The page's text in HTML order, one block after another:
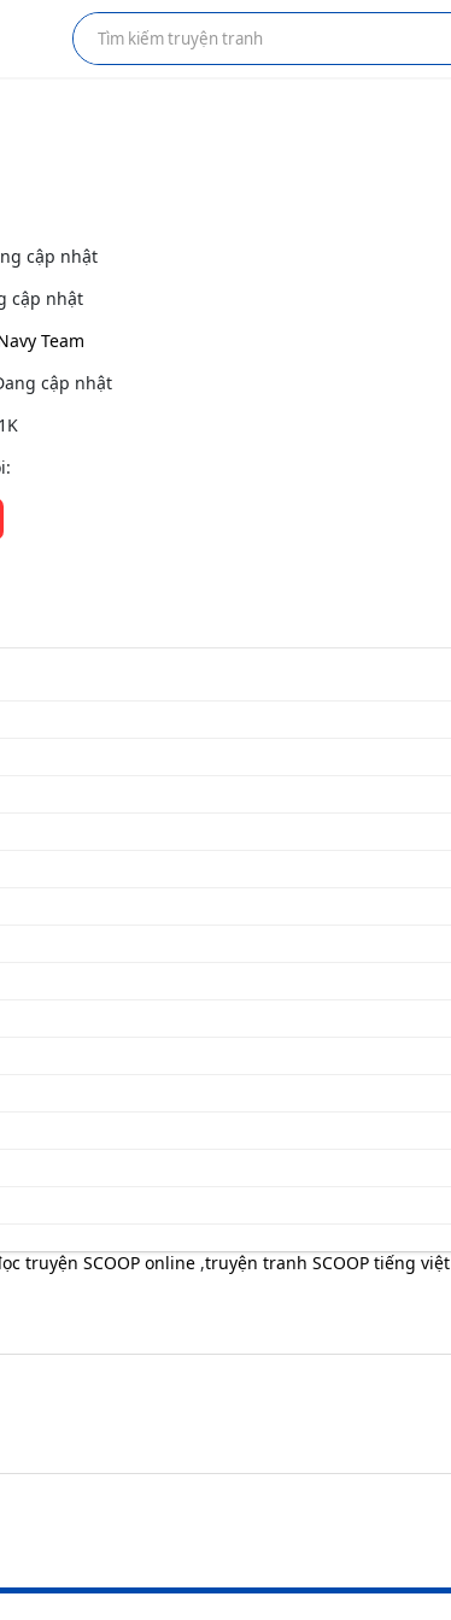
cập nhật
cập nhật
Team
cập nhật
truyện SCOOP online ,truyện tranh SCOOP tiếng việt